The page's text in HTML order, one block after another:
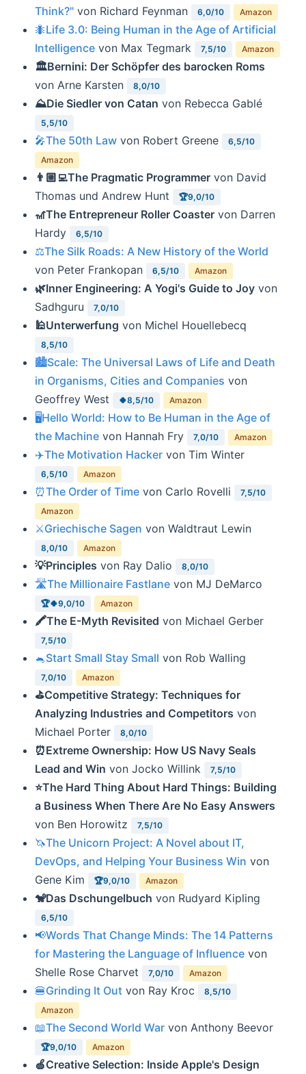
Think?" von Richard Feynman 6,0/10 Amazon
🐜Life 3.0: Being Human in the Age of Artificial
Intelligence von Max Tegmark 7,5/10 Amazon
🏛Bernini: Der Schöpfer des barocken Roms
von Arne Karsten
8,0/10
⛰Die Siedler von Catan von Rebecca Gablé
5,5/10
🎤The 50th Law von Robert Greene
6,5/10
Amazon
👨🏼‍💻The Pragmatic Programmer von David
Thomas und Andrew Hunt
🏆9,0/10
🎢The Entrepreneur Roller Coaster von Darren
Hardy
6,5/10
⚖The Silk Roads: A New History of the World
von Peter Frankopan
6,5/10 Amazon
🌿Inner Engineering: A Yogi's Guide to Joy von
Sadhguru
7,0/10
🕌Unterwerfung von Michel Houellebecq
8,5/10
🏙Scale: The Universal Laws of Life and Death
in Organisms, Cities and Companies von
Geoffrey West
🍀8,5/10 Amazon
🖥Hello World: How to Be Human in the Age of
the Machine von Hannah Fry 7,0/10 Amazon
✈️The Motivation Hacker von Tim Winter
6,5/10 Amazon
⏰The Order of Time von Carlo Rovelli
7,5/10
Amazon
⚔️Griechische Sagen von Waldtraut Lewin
8,0/10 Amazon
💡Principles von Ray Dalio 8,0/10
🛣The Millionaire Fastlane von MJ DeMarco
🏆🍀9,0/10 Amazon
🖍The E-Myth Revisited von Michael Gerber
7,5/10
🐁Start Small Stay Small von Rob Walling
7,0/10 Amazon
⛳️Competitive Strategy: Techniques for
Analyzing Industries and Competitors von
Michael Porter
8,0/10
⏰Extreme Ownership: How US Navy Seals
Lead and Win von Jocko Willink 7,5/10
⭐️The Hard Thing About Hard Things: Building
a Business When There Are No Easy Answers
von Ben Horowitz
7,5/10
🦄The Unicorn Project: A Novel about IT,
DevOps, and Helping Your Business Win von
Gene Kim
🏆9,0/10 Amazon
🐒Das Dschungelbuch von Rudyard Kipling
6,5/10
📢Words That Change Minds: The 14 Patterns
for Mastering the Language of Influence von
Shelle Rose Charvet
7,0/10 Amazon
🍔Grinding It Out von Ray Kroc
8,5/10
Amazon
📖The Second World War von Anthony Beevor
🏆9,0/10 Amazon
🍏Creative Selection: Inside Apple's Design